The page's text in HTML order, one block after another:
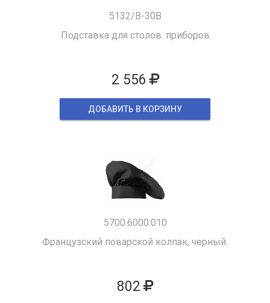
5132/B-30B
Подставка для столов. приборов
2 556
ДОБАВИТЬ В КОРЗИНУ
5700.6000.010
Французский поварской колпак, черный.
802